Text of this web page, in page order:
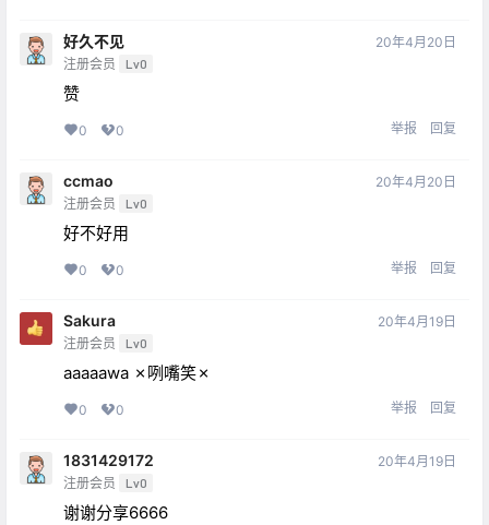
好久不见
注册会员 Lv0
20年4月20日
赞
0 0 举报 回复
ccmao
注册会员 Lv0
20年4月20日
好不好用
0 0 举报 回复
Sakura
注册会员 Lv0
20年4月19日
aaaaawa ✗咧嘴笑✗
0 0 举报 回复
1831429172
注册会员 Lv0
20年4月19日
谢谢分享6666